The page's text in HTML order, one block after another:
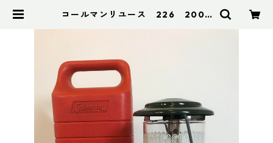
コールマンリユース 226 2000